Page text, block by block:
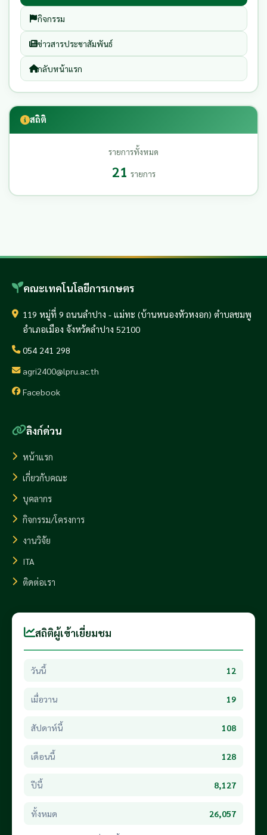
กิจกรรม
ข่าวสารประชาสัมพันธ์
กลับหน้าแรก
สถิติ
รายการทั้งหมด
21 รายการ
คณะเทคโนโลยีการเกษตร
119 หมู่ที่ 9 ถนนลำปาง - แม่ทะ (บ้านหนองหัวหงอก) ตำบลชมพู
อำเภอเมือง จังหวัดลำปาง 52100
054 241 298
agri2400@lpru.ac.th
Facebook
ลิงก์ด่วน
หน้าแรก
เกี่ยวกับคณะ
บุคลากร
กิจกรรม/โครงการ
งานวิจัย
ITA
ติดต่อเรา
สถิติผู้เข้าเยี่ยมชม
วันนี้ 12
เมื่อวาน 19
สัปดาห์นี้ 108
เดือนนี้ 128
ปีนี้ 8,127
ทั้งหมด 26,057